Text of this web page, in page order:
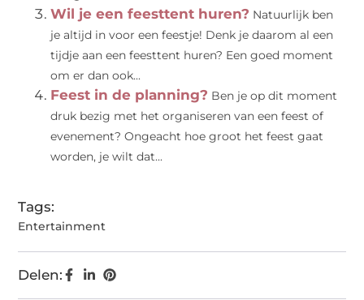
Wil je een feesttent huren? Natuurlijk ben
je altijd in voor een feestje! Denk je daarom al een
tijdje aan een feesttent huren? Een goed moment
om er dan ook...
Feest in de planning? Ben je op dit moment
druk bezig met het organiseren van een feest of
evenement? Ongeacht hoe groot het feest gaat
worden, je wilt dat...
Tags:
Entertainment
Delen: